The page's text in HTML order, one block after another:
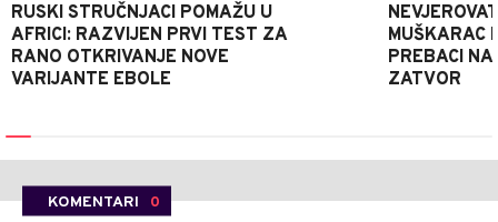
RUSKI STRUČNJACI POMAŽU U
AFRICI: RAZVIJEN PRVI TEST ZA
RANO OTKRIVANJE NOVE
VARIJANTE EBOLE
MUŠKARAC
PREBACI
ZATVOR
KOMENTARI 0